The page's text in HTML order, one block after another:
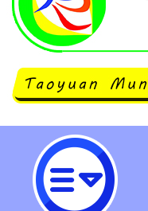
114武漢國中
坪國民中學